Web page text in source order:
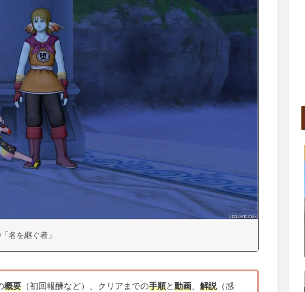
名を継ぐ者」
概要（初回報酬など）、クリアまでの手順と動画、 解説（感